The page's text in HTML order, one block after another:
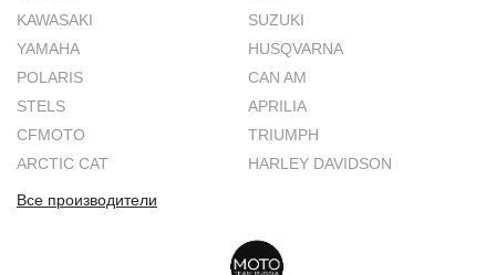
KAWASAKI
SUZUKI
YAMAHA
HUSQVARNA
POLARIS
CAN AM
STELS
APRILIA
CFMOTO
TRIUMPH
ARCTIC CAT
HARLEY DAVIDSON
Все производители